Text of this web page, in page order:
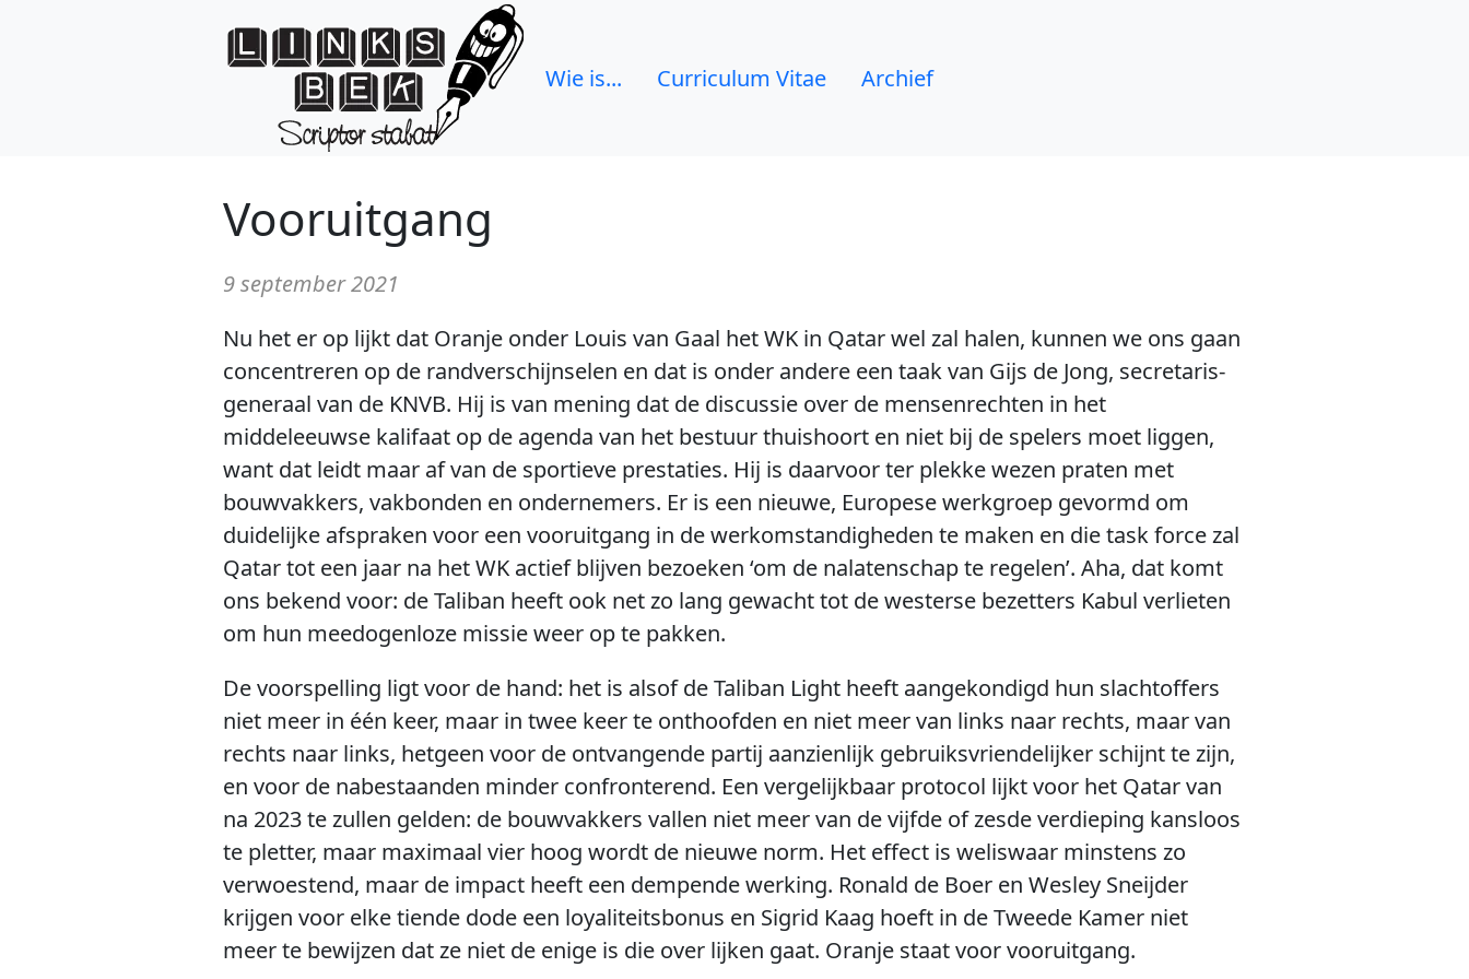
Wie is... Curriculum Vitae Archief
Vooruitgang
9 september 2021
Nu het er op lijkt dat Oranje onder Louis van Gaal het WK in Qatar wel zal halen, kunnen we ons gaan
concentreren op de randverschijnselen en dat is onder andere een taak van Gijs de Jong, secretaris-
generaal van de KNVB. Hij is van mening dat de discussie over de mensenrechten in het
middeleeuwse kalifaat op de agenda van het bestuur thuishoort en niet bij de spelers moet liggen,
want dat leidt maar af van de sportieve prestaties. Hij is daarvoor ter plekke wezen praten met
bouwvakkers, vakbonden en ondernemers. Er is een nieuwe, Europese werkgroep gevormd om
duidelijke afspraken voor een vooruitgang in de werkomstandigheden te maken en die task force zal
Qatar tot een jaar na het WK actief blijven bezoeken ‘om de nalatenschap te regelen’. Aha, dat komt
ons bekend voor: de Taliban heeft ook net zo lang gewacht tot de westerse bezetters Kabul verlieten
om hun meedogenloze missie weer op te pakken.
De voorspelling ligt voor de hand: het is alsof de Taliban Light heeft aangekondigd hun slachtoffers
niet meer in één keer, maar in twee keer te onthoofden en niet meer van links naar rechts, maar van
rechts naar links, hetgeen voor de ontvangende partij aanzienlijk gebruiksvriendelijker schijnt te zijn,
en voor de nabestaanden minder confronterend. Een vergelijkbaar protocol lijkt voor het Qatar van
na 2023 te zullen gelden: de bouwvakkers vallen niet meer van de vijfde of zesde verdieping kansloos
te pletter, maar maximaal vier hoog wordt de nieuwe norm. Het effect is weliswaar minstens zo
verwoestend, maar de impact heeft een dempende werking. Ronald de Boer en Wesley Sneijder
krijgen voor elke tiende dode een loyaliteitsbonus en Sigrid Kaag hoeft in de Tweede Kamer niet
meer te bewijzen dat ze niet de enige is die over lijken gaat. Oranje staat voor vooruitgang.